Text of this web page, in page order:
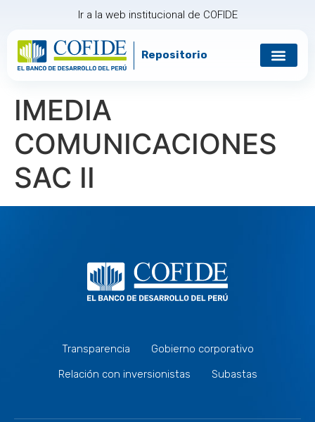
Ir a la web institucional de COFIDE
Repositorio
IMEDIA
COMUNICACIONES
SAC II
Transparencia
Gobierno corporativo
Relación con inversionistas
Subastas